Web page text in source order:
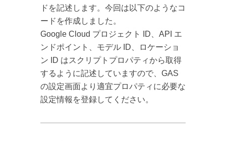
ドを記述します。今回は以下のようなコ
ードを作成しました。
Google Cloud プロジェクト ID、API エ
ンドポイント、モデル ID、ロケーショ
ン ID はスクリプトプロパティから取得
するように記述していますので、GAS
の設定画面より適宜プロパティに必要な
設定情報を登録してください。